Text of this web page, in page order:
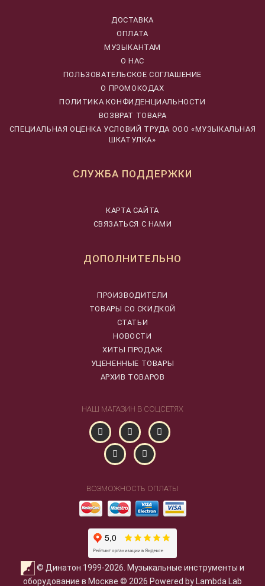
ДОСТАВКА
ОПЛАТА
МУЗЫКАНТАМ
О НАС
ПОЛЬЗОВАТЕЛЬСКОЕ СОГЛАШЕНИЕ
О ПРОМОКОДАХ
ПОЛИТИКА КОНФИДЕНЦИАЛЬНОСТИ
ВОЗВРАТ ТОВАРА
CПЕЦИАЛЬНАЯ ОЦЕНКА УСЛОВИЙ ТРУДА ООО «МУЗЫКАЛЬНАЯ
ШКАТУЛКА»
СЛУЖБА ПОДДЕРЖКИ
КАРТА САЙТА
СВЯЗАТЬСЯ С НАМИ
ДОПОЛНИТЕЛЬНО
ПРОИЗВОДИТЕЛИ
ТОВАРЫ СО СКИДКОЙ
СТАТЬИ
НОВОСТИ
ХИТЫ ПРОДАЖ
УЦЕНЕННЫЕ ТОВАРЫ
АРХИВ ТОВАРОВ
НАШ МАГАЗИН В СОЦСЕТЯХ
ВОЗМОЖНОСТЬ ОПЛАТЫ
© Динатон 1999-2026. Музыкальные инструменты и
оборудование в Москве © 2026 Powered by Lambda Lab